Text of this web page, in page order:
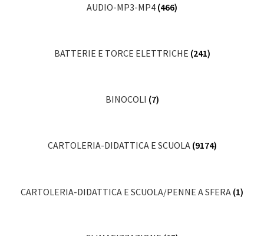
AUDIO-MP3-MP4 (466)
BATTERIE E TORCE ELETTRICHE (241)
BINOCOLI (7)
CARTOLERIA-DIDATTICA E SCUOLA (9174)
CARTOLERIA-DIDATTICA E SCUOLA/PENNE A SFERA (1)